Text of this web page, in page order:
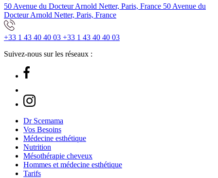
50 Avenue du Docteur Arnold Netter, Paris, France 50 Avenue du
Docteur Arnold Netter, Paris, France
+33 1 43 40 40 03 +33 1 43 40 40 03
Suivez-nous sur les réseaux :
Dr Scemama
Vos Besoins
Médecine esthétique
Nutrition
Mésothérapie cheveux
Hommes et médecine esthétique
Tarifs